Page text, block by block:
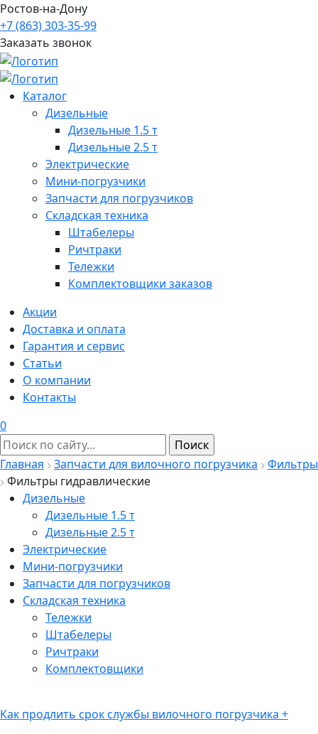
Ростов-на-Дону
+7 (863) 303-35-99
Заказать звонок
Каталог
Дизельные
Дизельные 1.5 т
Дизельные 2.5 т
Электрические
Мини-погрузчики
Запчасти для погрузчиков
Складская техника
Штабелеры
Ричтраки
Тележки
Комплектовщики заказов
Акции
Доставка и оплата
Гарантия и сервис
Статьи
О компании
Контакты
0
Главная Запчасти для вилочного погрузчика
Фильтры
Фильтры гидравлические
Дизельные
Дизельные 1.5 т
Дизельные 2.5 т
Электрические
Мини-погрузчики
Запчасти для погрузчиков
Складская техника
Тележки
Штабелеры
Ричтраки
Комплектовщики
Как продлить срок службы вилочного погрузчика +